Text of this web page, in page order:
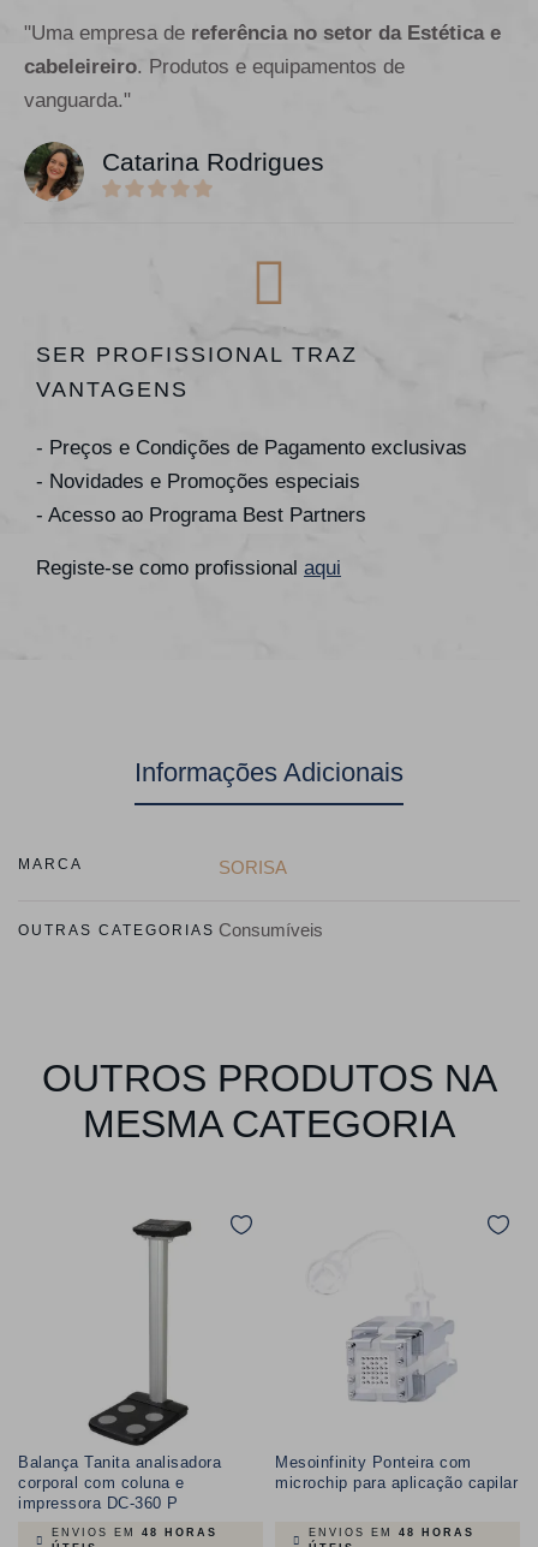
"Uma empresa de referência no setor da Estética e
cabeleireiro. Produtos e equipamentos de
vanguarda."
Catarina Rodrigues
SER PROFISSIONAL TRAZ
VANTAGENS
- Preços e Condições de Pagamento exclusivas
- Novidades e Promoções especiais
- Acesso ao Programa Best Partners
Registe-se como profissional aqui
Informações Adicionais
MARCA SORISA
OUTRAS CATEGORIAS Consumíveis
OUTROS PRODUTOS NA
MESMA CATEGORIA
Balança Tanita analisadora
corporal com coluna e
impressora DC-360 P
ENVIOS EM 48 HORAS
Mesoinfinity Ponteira com
microchip para aplicação capilar
ENVIOS EM 48 HORAS